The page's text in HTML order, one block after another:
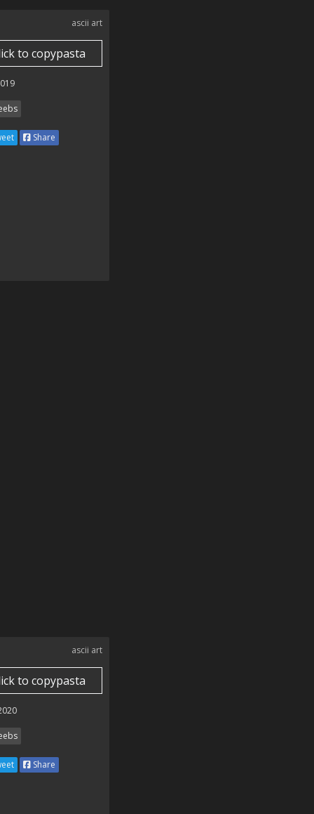
ascii art
to copypasta
Share
ascii art
to copypasta
Share